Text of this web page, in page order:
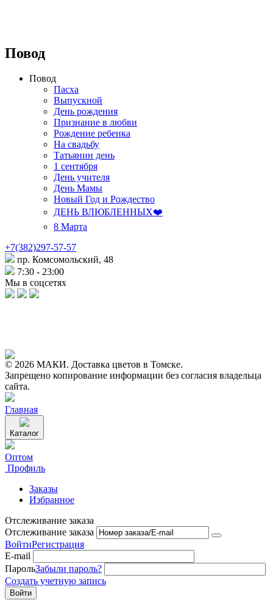
Повод
Повод
Пасха
Выпускной
День рождения
Признание в любви
Рождение ребенка
На свадьбу
Татьянин день
1 сентября
День учителя
День Мамы
Новый Год и Рождество
ДЕНЬ ВЛЮБЛЕННЫХ❤️
8 Марта
+7(382)297-57-57
пр. Комсомольский, 48
7:30 - 23:00
Мы в соцсетях
© 2026 МАКИ. Доставка цветов в Томске.
Запрещено копирование информации без согласия владельца
сайта.
Главная
Каталог
Оптом
Профиль
Заказы
Избранное
Отслеживание заказа
Отслеживание заказа
ВойтиРегистрация
E-mail
ПарольЗабыли пароль?
Создать учетную запись
Войти